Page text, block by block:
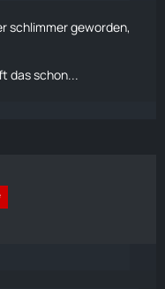
schlimmer geworden,
das schon...